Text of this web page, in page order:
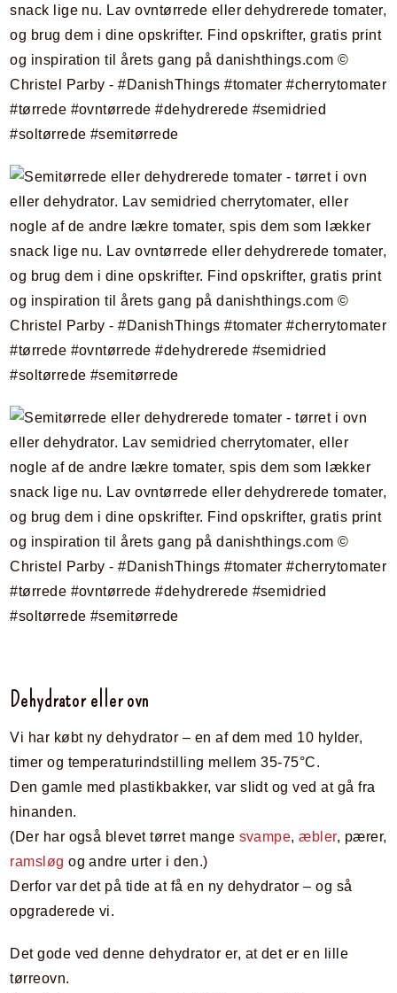
Dehydrator eller ovn
Vi har købt ny dehydrator – en af dem med 10 hylder,
timer og temperaturindstilling mellem 35-75°C.
Den gamle med plastikbakker, var slidt og ved at gå fra
hinanden.
(Der har også blevet tørret mange svampe,æbler, pærer,
ramsløg og andre urter i den.)
Derfor var det på tide at få en ny dehydrator – og så
opgraderede vi.
Det gode ved denne dehydrator er, at det er en lille
tørreovn.